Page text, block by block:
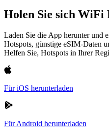
Holen Sie sich WiFi
Laden Sie die App herunter
Hotspots, günstige eSIM-Daten
Helfen Sie, Hotspots in Ihrer
Für iOS herunterladen
Für Android herunterladen